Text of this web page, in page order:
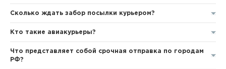
Сколько ждать забор посылки курьером?
Кто такие авиакурьеры?
Что представляет собой срочная отправка по городам
РФ?